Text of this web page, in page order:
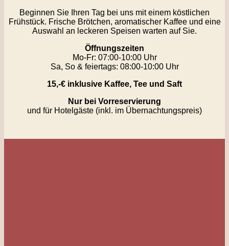
Beginnen Sie Ihren Tag bei uns mit einem köstlichen
Frühstück. Frische Brötchen, aromatischer Kaffee und eine
Auswahl an leckeren Speisen warten auf Sie.
Öffnungszeiten
Mo-Fr: 07:00-10:00 Uhr
Sa, So & feiertags: 08:00-10:00 Uhr
15,-€ inklusive Kaffee, Tee und Saft
Nur bei Vorreservierung
und für Hotelgäste (inkl. im Übernachtungspreis)